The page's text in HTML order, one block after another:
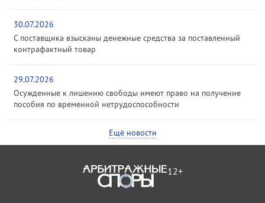
30.07.2026
С поставщика взысканы денежные средства за поставленный
контрафактный товар
29.07.2026
Осужденные к лишению свободы имеют право на получение
пособия по временной нетрудоспособности
Ещё новости
12+